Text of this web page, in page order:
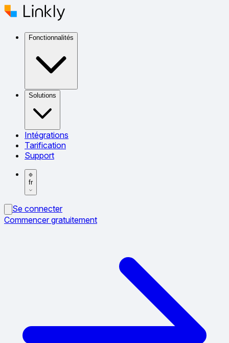
Fonctionnalités
Solutions
Intégrations
Tarification
Support
fr
Se connecter
Commencer gratuitement